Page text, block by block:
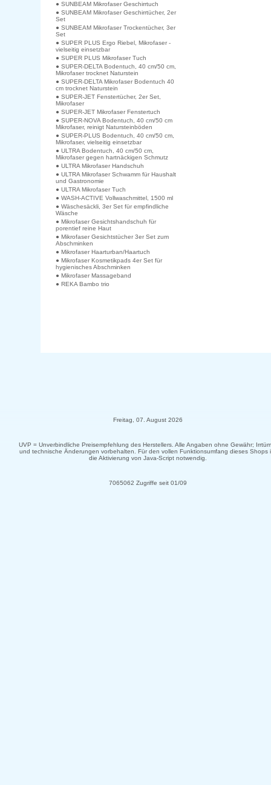
● SUNBEAM Mikrofaser Geschirrtuch
● SUNBEAM Mikrofaser Geschirrtücher, 2er
Set
● SUNBEAM Mikrofaser Trockentücher, 3er
Set
● SUPER PLUS Ergo Riebel, Mikrofaser -
vielseitig einsetzbar
● SUPER PLUS Mikrofaser Tuch
● SUPER-DELTA Bodentuch, 40 cm/50 cm,
Mikrofaser trocknet Naturstein
● SUPER-DELTA Mikrofaser Bodentuch 40
cm trocknet Naturstein
● SUPER-JET Fenstertücher, 2er Set,
Mikrofaser
● SUPER-JET Mikrofaser Fenstertuch
● SUPER-NOVA Bodentuch, 40 cm/50 cm
Mikrofaser, reinigt Natursteinböden
● SUPER-PLUS Bodentuch, 40 cm/50 cm,
Mikrofaser, vielseitig einsetzbar
● ULTRA Bodentuch, 40 cm/50 cm,
Mikrofaser gegen hartnäckigen Schmutz
● ULTRA Mikrofaser Handschuh
● ULTRA Mikrofaser Schwamm für Haushalt
und Gastronomie
● ULTRA Mikrofaser Tuch
● WASH-ACTIVE Vollwaschmittel, 1500 ml
● Wäschesäckli, 3er Set für empfindliche
Wäsche
● Mikrofaser Gesichtshandschuh für
porentief reine Haut
● Mikrofaser Gesichtstücher 3er Set zum
Abschminken
● Mikrofaser Haarturban/Haartuch
● Mikrofaser Kosmetikpads 4er Set für
hygienisches Abschminken
● Mikrofaser Massageband
● REKA Bambo trio
Freitag, 07. August 2026
UVP = Unverbindliche Preisempfehlung des Herstellers. Alle Angaben ohne Gewähr;
und technische Änderungen vorbehalten. Für den vollen Funktionsumfang dieses Shops
die Aktivierung von Java-Script notwendig.
7065062 Zugriffe seit 01/09